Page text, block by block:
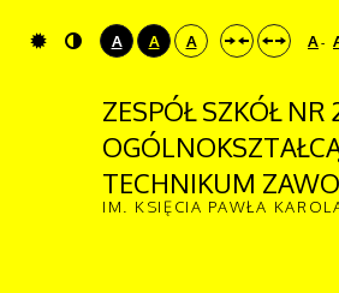
A A A A-
ZESPÓŁ SZKÓŁ NR
TECHNIKUM
IM. KSIĘCIA PAWŁA